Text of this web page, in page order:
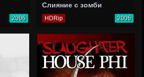
2006
Слияние с зомби
HDRip 2006